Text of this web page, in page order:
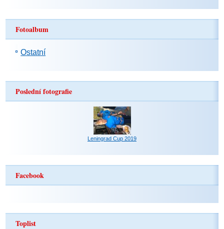
Fotoalbum
Ostatní
Poslední fotografie
Leningrad Cup 2019
Facebook
Toplist